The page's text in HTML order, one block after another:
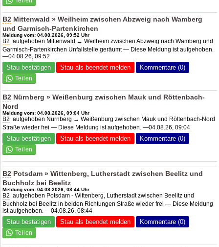
B2 Mittenwald » Weilheim zwischen Abzweig nach Wamberg
und Garmisch-Partenkirchen
Meldung vom: 04.08.2026, 09:52 Uhr
B2 aufgehoben Mittenwald → Weilheim zwischen Abzweig nach Wamberg und
Garmisch-Partenkirchen Unfallstelle geräumt — Diese Meldung ist aufgehoben.
—04.08.26, 09:52
Stau bestätigen Stau als beendet melden Kommentare (0)
B2 Nürnberg » Weißenburg zwischen Mauk und Röttenbach-
Nord
Meldung vom: 04.08.2026, 09:04 Uhr
B2 aufgehoben Nürnberg → Weißenburg zwischen Mauk und Röttenbach-Nord
Straße wieder frei — Diese Meldung ist aufgehoben. —04.08.26, 09:04
Stau bestätigen Stau als beendet melden Kommentare (0)
B2 Potsdam » Wittenberg, Lutherstadt zwischen Beelitz und
Buchholz bei Beelitz
Meldung vom: 04.08.2026, 08:44 Uhr
B2 aufgehoben Potsdam - Wittenberg, Lutherstadt zwischen Beelitz und
Buchholz bei Beelitz in beiden Richtungen Straße wieder frei — Diese Meldung
ist aufgehoben. —04.08.26, 08:44
Stau bestätigen Stau als beendet melden Kommentare (0)